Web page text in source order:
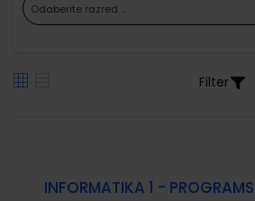
Odaberite razred ...
Filter
INFORMATIKA 1 -